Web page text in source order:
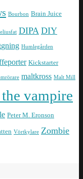
Bourbon Brain Juice
DIPA DIY
Humlegården
Kickstarter
maltkross Malt Mill
vampire
Peter M. Eronson
Vörtkylare Zombie